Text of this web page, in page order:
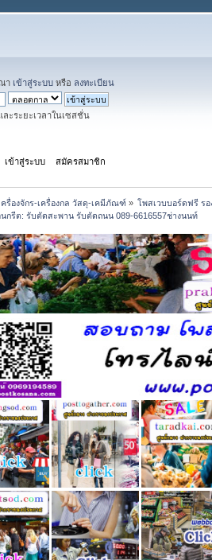
า เข้าสู่ระบบ หรือ ลงทะเบียน
ะระยะเวลาในเซสชั่น
เข้าสู่ระบบ สมัครสมาชิก
รื่องจักร-เครื่องกล วัสดุ-เคมีภัณฑ์ » โพสเวบบอร์ดฟรี รอ
กรีต: รับตัดสะพาน รับตัดถนน 089-6616557ช่างนนท์